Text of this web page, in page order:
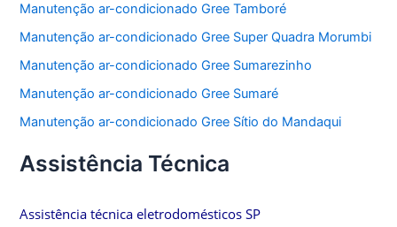
Manutenção ar-condicionado Gree Tamboré
Manutenção ar-condicionado Gree Super Quadra Morumbi
Manutenção ar-condicionado Gree Sumarezinho
Manutenção ar-condicionado Gree Sumaré
Manutenção ar-condicionado Gree Sítio do Mandaqui
Assistência Técnica
Assistência técnica eletrodomésticos SP